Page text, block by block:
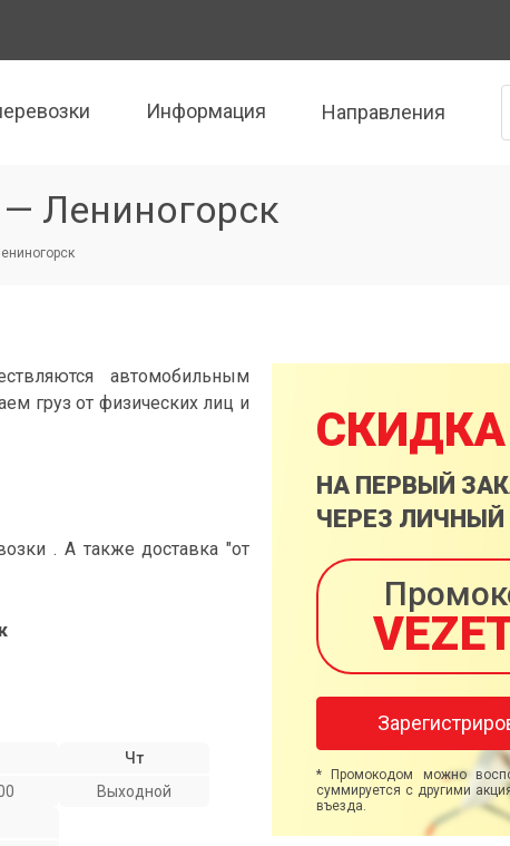
Информация Направления
— Лениногорск
автомобильным
груз от физических лиц и
. А также доставка "от
Чт
Выходной
СКИДКА
НА ПЕРВЫЙ
ЧЕРЕЗ ЛИЧНЫЙ
* Промокодом можно
суммируется с другими
въезда.